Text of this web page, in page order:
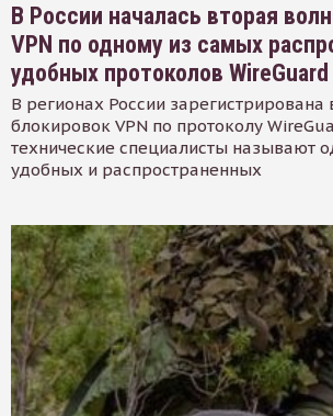
В России началась вторая
VPN по одному из самых
удобных протоколов WireGuard
В регионах России зарегистрирована
блокировок VPN по протоколу
технические специалисты называют
удобных и распространенных